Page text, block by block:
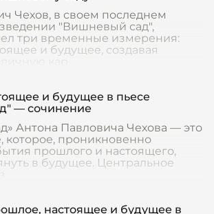
Чехов, в своем последнем
"Вишневый сад",
три временные измерения:
и будущее, создавая
кар
и будущее в пьесе
— сочинение
Антона Павловича Чехова — это
которое, проникновенно
прошлого и настоящего,
в будущее. Центральное
настоящее и будущее в